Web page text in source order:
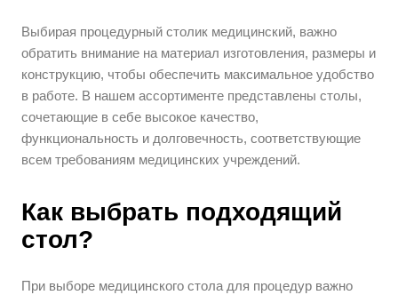
Выбирая процедурный столик медицинский, важно
обратить внимание на материал изготовления, размеры и
конструкцию, чтобы обеспечить максимальное удобство
в работе. В нашем ассортименте представлены столы,
сочетающие в себе высокое качество,
функциональность и долговечность, соответствующие
всем требованиям медицинских учреждений.
Как выбрать подходящий
стол?
При выборе медицинского стола для процедур важно